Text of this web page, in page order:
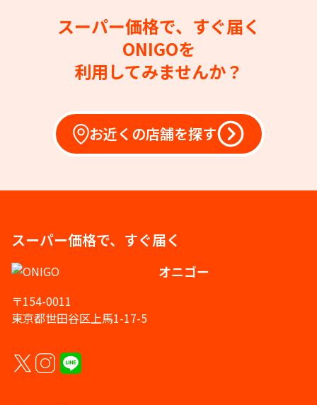
スーパー価格で、すぐ届く
ONIGOを
利用してみませんか？
お近くの店舗を探す
スーパー価格で、すぐ届く
オニゴー
〒154-0011
東京都世田谷区上馬1-17-5